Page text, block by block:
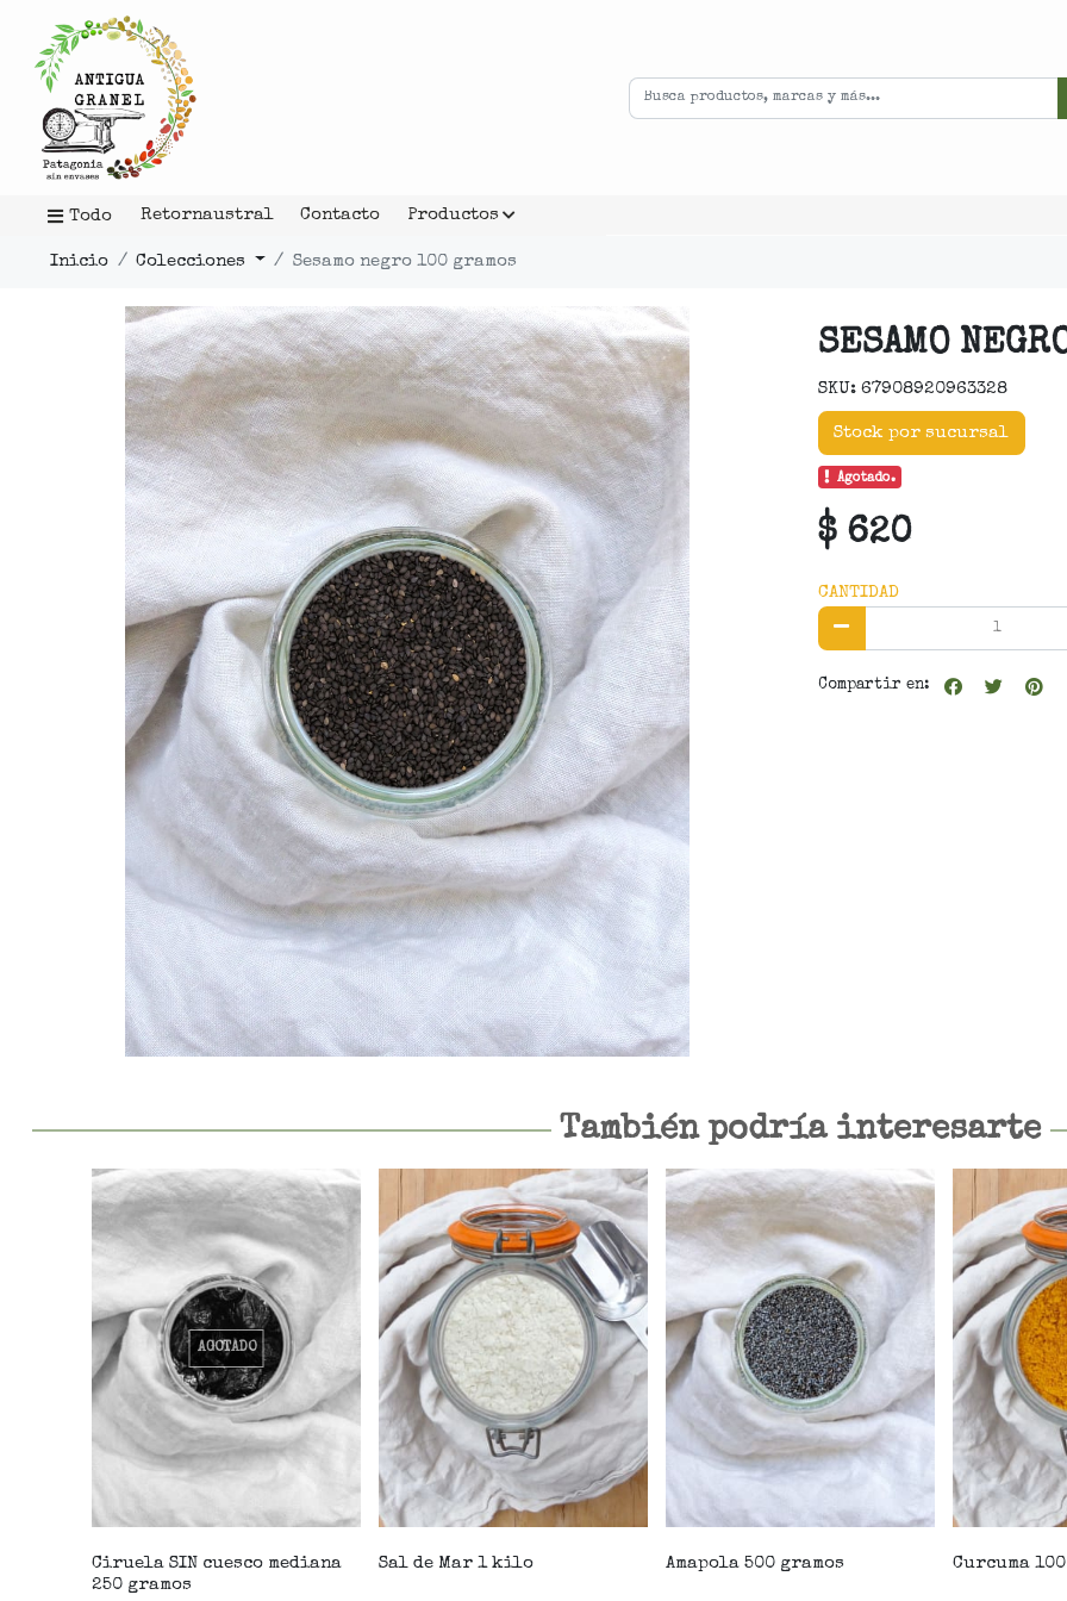
Todo Retornaustral Contacto Productos
Inicio Colecciones Sesamo negro 100 gramos
SESAMO
SKU: 67908920963328
Stock por sucursal
Agotado.
$ 620
CANTIDAD
Compartir en:
También podría interesarte
AGOTADO
Ciruela SIN cuesco mediana
250 gramos
Sal de Mar 1 kilo Amapola 500 gramos Curcuma